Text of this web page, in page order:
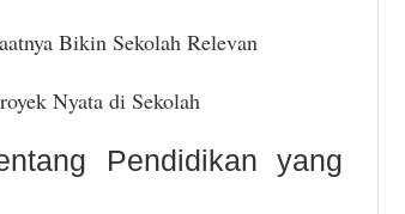
Bikin Sekolah Relevan
Nyata di Sekolah
Pendidikan yang